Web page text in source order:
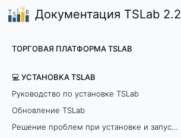
Документация TSLab 2.2
ТОРГОВАЯ ПЛАТФОРМА TSLAB
💻 УСТАНОВКА TSLAB
Руководство по установке TSLab
Обновление TSLab
Решение проблем при установке и запуске программы